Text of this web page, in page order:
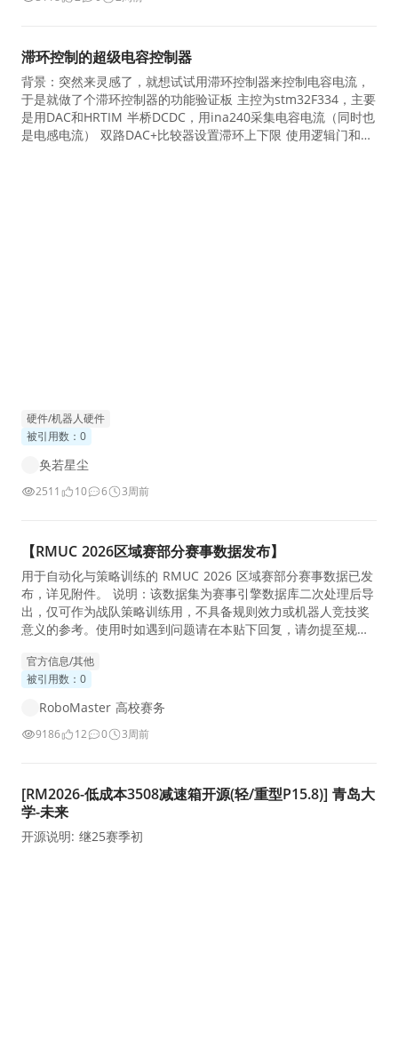
滞环控制的超级电容控制器
背景：突然来灵感了，就想试试用滞环控制器来控制电容电流，
于是就做了个滞环控制器的功能验证板 主控为stm32F334，主要
是用DAC和HRTIM 半桥DCDC，用ina240采集电容电流（同时也
是电感电流） 双路DAC+比较器设置滞环上下限 使用逻辑门和触
硬件/机器人硬件
被引用数：0
奂若星尘
2511 10 6 3周前
【RMUC 2026区域赛部分赛事数据发布】
用于自动化与策略训练的 RMUC 2026 区域赛部分赛事数据已发
布，详见附件。 说明：该数据集为赛事引擎数据库二次处理后导
出，仅可作为战队策略训练用，不具备规则效力或机器人竞技奖
意义的参考。使用时如遇到问题请在本贴下回复，请勿提至规则
官方信息/其他
被引用数：0
RoboMaster 高校赛务
9186 12 0 3周前
[RM2026-低成本3508减速箱开源(轻/重型P15.8)] 青岛大
学-未来
开源说明: 继25赛季初